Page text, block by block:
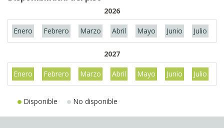
2026
Enero Febrero Marzo Abril Mayo Junio Julio
2027
Enero Febrero Marzo Abril Mayo Junio Julio
Disponible No disponible